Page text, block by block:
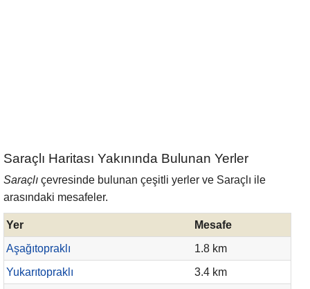
Saraçlı Haritası Yakınında Bulunan Yerler
Saraçlı çevresinde bulunan çeşitli yerler ve Saraçlı ile
arasındaki mesafeler.
Yer
Mesafe
Aşağıtopraklı
1.8 km
Yukarıtopraklı
3.4 km